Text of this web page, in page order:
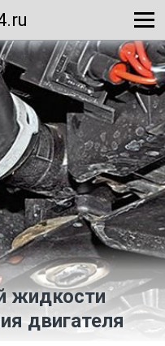
жидкости
двигателя